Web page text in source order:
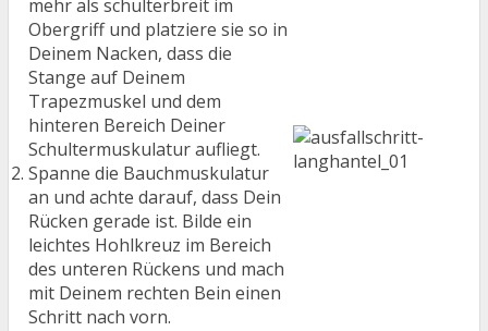
mehr als schulterbreit im
Obergriff und platziere sie so in
Deinem Nacken, dass die
Stange auf Deinem
Trapezmuskel und dem
hinteren Bereich Deiner
Schultermuskulatur aufliegt.
Spanne die Bauchmuskulatur
an und achte darauf, dass Dein
Rücken gerade ist. Bilde ein
leichtes Hohlkreuz im Bereich
des unteren Rückens und mach
mit Deinem rechten Bein einen
Schritt nach vorn.